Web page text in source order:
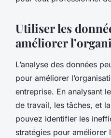
Utiliser les
améliorer
L’analyse des données
pour améliorer
entreprise. En analysant
de travail, les tâches, et
pouvez identifier les
stratégies pour améliorer